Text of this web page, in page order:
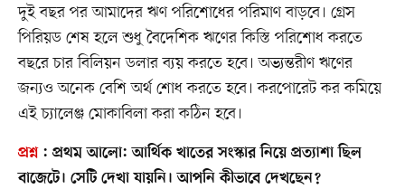
দুই বছর পর আমাদের ঋণ পরিশোধের পরিমাণ বাড়বে। গ্রেস
পিরিয়ড শেষ হলে শুধু বৈদেশিক ঋণের কিস্তি পরিশোধ করতে
বছরে চার বিলিয়ন ডলার ব্যয় করতে হবে। অভ্যন্তরীণ ঋণের
জন্যও অনেক বেশি অর্থ শোধ করতে হবে। করপোরেট কর কমিয়ে
এই চ্যালেঞ্জ মোকাবিলা করা কঠিন হবে।
প্রশ্ন: প্রথম আলো: আর্থিক খাতের সংস্কার নিয়ে প্রত্যাশা ছিল
বাজেটে। সেটি দেখা যায়নি। আপনি কীভাবে দেখছেন?